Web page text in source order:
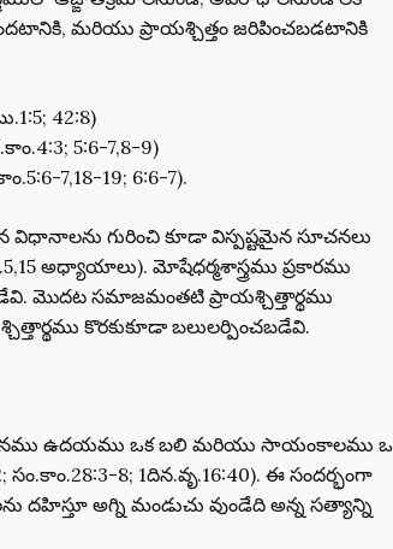
మరియు ప్రాయశ్చిత్తం జరిపించబడటానికి
42:8)
5:6-7,8-9)
7,18-19; 6:6-7).
గురించి కూడా విస్పష్టమైన సూచనలు
అధ్యాయాలు). మోషేధర్మశాస్త్రము ప్రకారము
మొదట సమాజమంతటి ప్రాయశ్చిత్తార్థము
కొరకుకూడా బలులర్పించబడేవి.
ఉదయము ఒక బలి మరియు సాయంకాలము
8; 1దిన.వృ.16:40). ఈ సందర్భంగా
అగ్ని మండుచు వుండేది అన్న సత్యాన్ని